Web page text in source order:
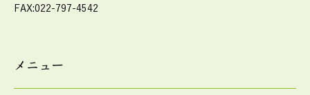
FAX:022-797-4542
メニュー